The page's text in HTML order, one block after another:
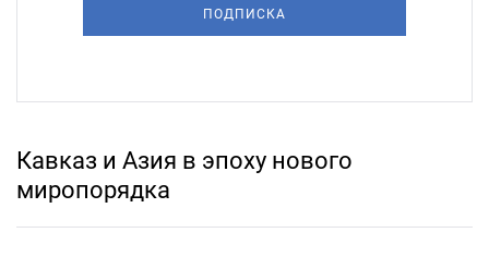
ПОДПИСКА
Кавказ и Азия в эпоху нового
миропорядка